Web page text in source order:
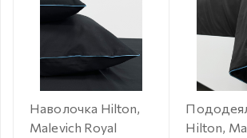
Наволочка Hilton,
Malevich Royal
Hilton,